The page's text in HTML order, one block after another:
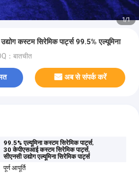
1/1
कस्टम सिरेमिक पार्ट्स 99.5% एल्यूमिना
：बातचीत
अब से संपर्क करें
99.5% एल्यूमिना कस्टम सिरेमिक पार्ट्स,
30 केपीएसआई कस्टम सिरेमिक पार्ट्स,
सीएनसी उद्योग एल्यूमिना सिरेमिक पार्ट्स
पूर्ण आपूर्ति